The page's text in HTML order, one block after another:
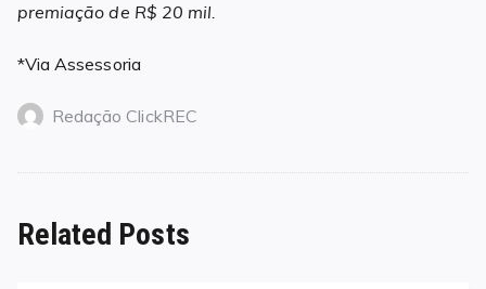
premiação de R$ 20 mil.
*Via Assessoria
Redação ClickREC
Related Posts